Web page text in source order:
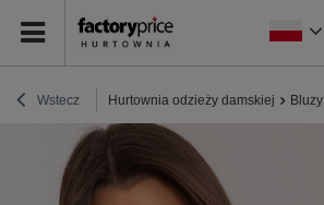
Wstecz Hurtownia odzieży damskiej Bluzy